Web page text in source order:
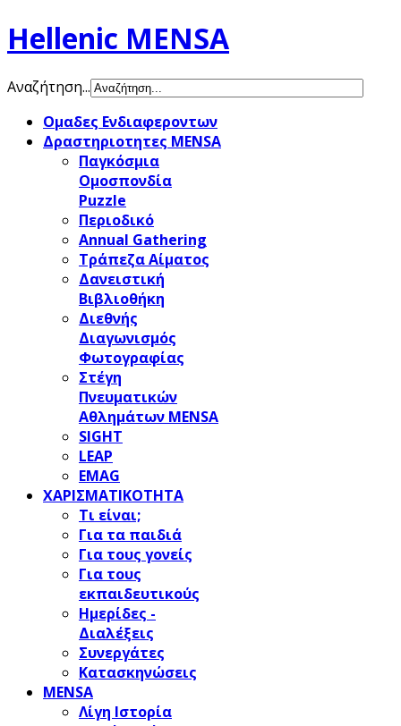
Hellenic MENSA
Αναζήτηση...
Ομαδες Ενδιαφεροντων
Δραστηριοτητες MENSA
Παγκόσμια
Ομοσπονδία
Puzzle
Περιοδικό
Annual Gathering
Τράπεζα Αίματος
Δανειστική
Βιβλιοθήκη
Διεθνής
Διαγωνισμός
Φωτογραφίας
Στέγη
Πνευματικών
Αθλημάτων MENSA
SIGHT
LEAP
EMAG
ΧΑΡΙΣΜΑΤΙΚΟΤΗΤΑ
Τι είναι;
Για τα παιδιά
Για τους γονείς
Για τους
εκπαιδευτικούς
Ημερίδες -
Διαλέξεις
Συνεργάτες
Κατασκηνώσεις
MENSA
Λίγη Ιστορία